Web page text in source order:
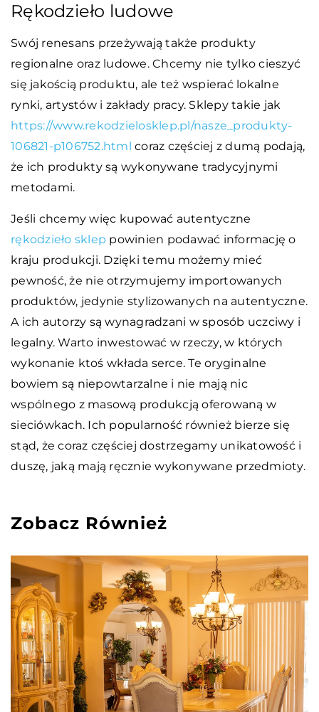
Rękodzieło ludowe
Swój renesans przeżywają także produkty
regionalne oraz ludowe. Chcemy nie tylko cieszyć
się jakością produktu, ale też wspierać lokalne
rynki, artystów i zakłady pracy. Sklepy takie jak
https://www.rekodzielosklep.pl/nasze_produkty-
106821-p106752.html coraz częściej z dumą podają,
że ich produkty są wykonywane tradycyjnymi
metodami.
Jeśli chcemy więc kupować autentyczne
rękodzieło sklep powinien podawać informację o
kraju produkcji. Dzięki temu możemy mieć
pewność, że nie otrzymujemy importowanych
produktów, jedynie stylizowanych na autentyczne.
A ich autorzy są wynagradzani w sposób uczciwy i
legalny. Warto inwestować w rzeczy, w których
wykonanie ktoś wkłada serce. Te oryginalne
bowiem są niepowtarzalne i nie mają nic
wspólnego z masową produkcją oferowaną w
sieciówkach. Ich popularność również bierze się
stąd, że coraz częściej dostrzegamy unikatowość i
duszę, jaką mają ręcznie wykonywane przedmioty.
Zobacz Również